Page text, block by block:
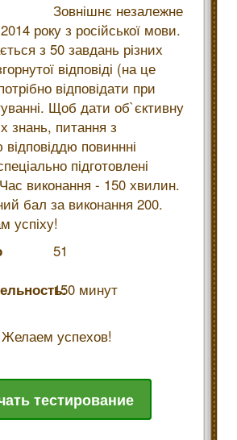
Зовнішнє незалежне
року з російської мови.
з 50 завдань різних
відповіді (на це
відповідати при
Щоб дати об`єктивну
знань, питання з
відповіддю повиннні
підготовлені
виконання - 150 хвилин.
бал за виконання 200.
успіху!
51
150 минут
Желаем успехов!
тестирование